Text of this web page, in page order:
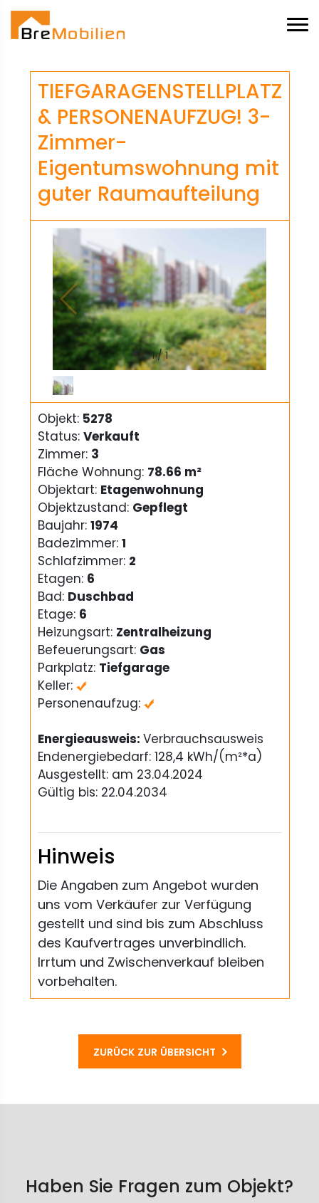
TIEFGARAGENSTELLPLATZ
& PERSONENAUFZUG! 3-
Zimmer-
Eigentumswohnung mit
guter Raumaufteilung
1/1
Objekt: 5278
Status: Verkauft
Zimmer: 3
Fläche Wohnung: 78.66 m²
Objektart: Etagenwohnung
Objektzustand: Gepflegt
Baujahr: 1974
Badezimmer: 1
Schlafzimmer: 2
Etagen: 6
Bad: Duschbad
Etage: 6
Heizungsart: Zentralheizung
Befeuerungsart: Gas
Parkplatz: Tiefgarage
Keller:
Personenaufzug:
Energieausweis: Verbrauchsausweis
Endenergiebedarf: 128,4 kWh/(m²*a)
Ausgestellt: am 23.04.2024
Gültig bis: 22.04.2034
Hinweis
Die Angaben zum Angebot wurden
uns vom Verkäufer zur Verfügung
gestellt und sind bis zum Abschluss
des Kaufvertrages unverbindlich.
Irrtum und Zwischenverkauf bleiben
vorbehalten.
ZURÜCK ZUR ÜBERSICHT
Haben Sie Fragen zum Objekt?